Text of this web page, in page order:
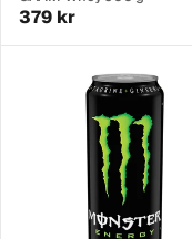
379 kr